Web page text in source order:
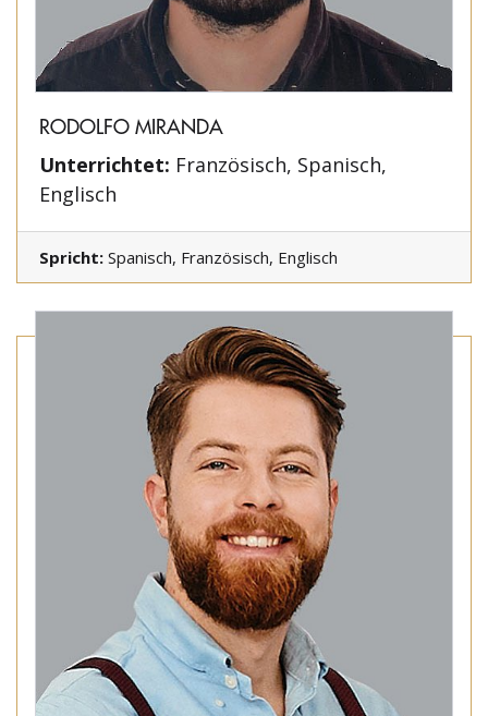
RODOLFO MIRANDA
Unterrichtet: Französisch, Spanisch,
Englisch
Spricht: Spanisch, Französisch, Englisch